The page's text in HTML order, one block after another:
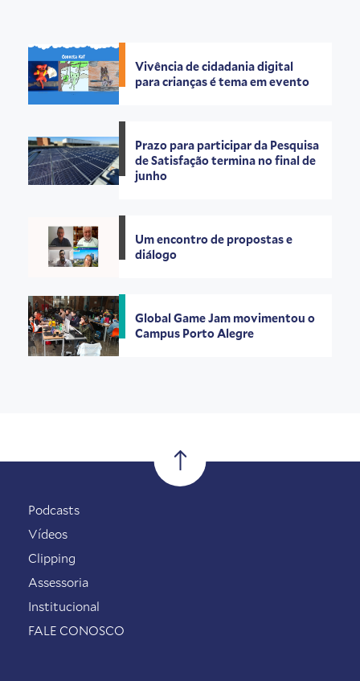
Vivência de cidadania digital
para crianças é tema em evento
Prazo para participar da Pesquisa
de Satisfação termina no final de
junho
Um encontro de propostas e
diálogo
Global Game Jam movimentou o
Campus Porto Alegre
Podcasts
Vídeos
Clipping
Assessoria
Institucional
FALE CONOSCO